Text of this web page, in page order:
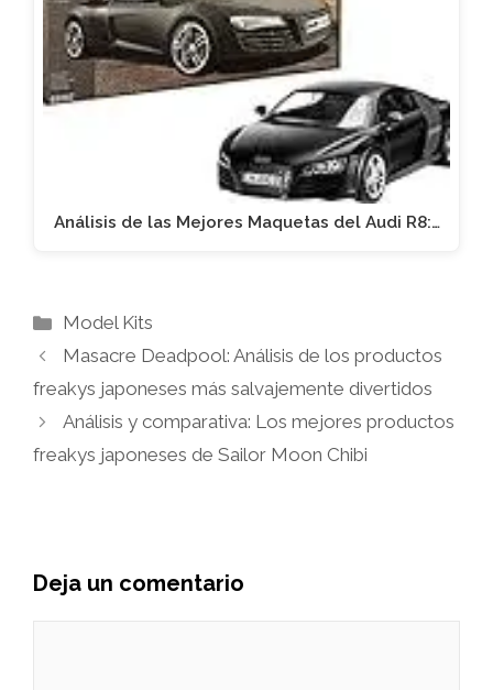
Análisis de las Mejores Maquetas del Audi R8:…
Categorías
Model Kits
Masacre Deadpool: Análisis de los productos
freakys japoneses más salvajemente divertidos
Análisis y comparativa: Los mejores productos
freakys japoneses de Sailor Moon Chibi
Deja un comentario